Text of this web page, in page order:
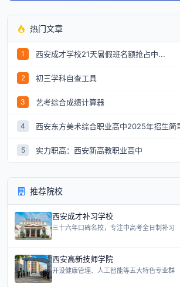
热门文章
1 西安成才学校21天暑假班名额抢占中...
2 初三学科自查工具
3 艺考综合成绩计算器
4 西安东方美术综合职业高中2025年招生简
5 实力职高：西安新高教职业高中
推荐院校
西安成才补习学校
三十六年口碑名校，专注中高考全日制补习
西安高新技师学院
开设健康管理、人工智能等五大特色专业群